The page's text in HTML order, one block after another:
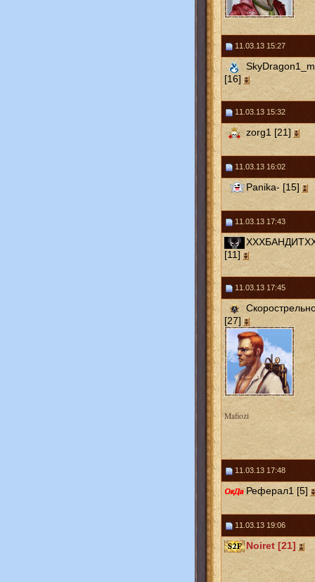
11.03.13 15:27
[16]
11.03.13 15:32
zorg1 [21]
11.03.13 16:02
Panika- [15]
11.03.13 17:43
[11]
11.03.13 17:45
[27]
Mafiozi
11.03.13 17:48
Реферал1 [5]
11.03.13 19:06
Noiret [21]